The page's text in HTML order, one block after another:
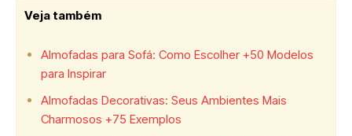
Veja também
Almofadas para Sofá: Como Escolher +50 Modelos
para Inspirar
Almofadas Decorativas: Seus Ambientes Mais
Charmosos +75 Exemplos